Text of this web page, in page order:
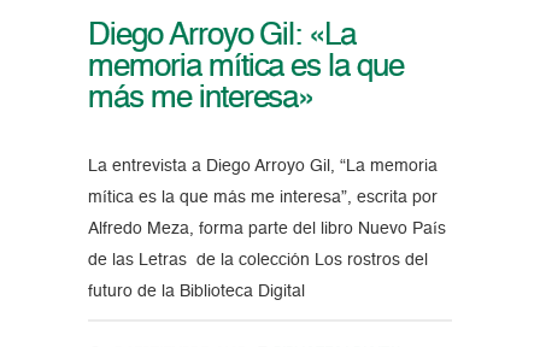
Diego Arroyo Gil: «La
memoria mítica es la que
más me interesa»
La entrevista a Diego Arroyo Gil, “La memoria
mítica es la que más me interesa”, escrita por
Alfredo Meza, forma parte del libro Nuevo País
de las Letras de la colección Los rostros del
futuro de la Biblioteca Digital